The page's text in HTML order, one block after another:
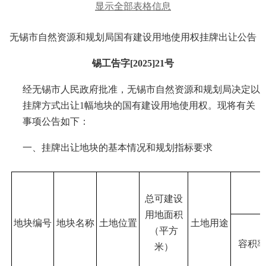
显示全部表格信息
无锡市自然资源和规划局国有建设用地使用权挂牌出让公告
锡工告字[2025]21号
经无锡市人民政府批准，无锡市自然资源和规划局决定以
挂牌方式出让1幅地块的国有建设用地使用权。现将有关
事项公告如下：
一、 挂牌出让地块的基本情况和规划指标要求
地块编号 地块名称 土地位置
总可建设
用地面积
（平方
米）
土地用途
容积率